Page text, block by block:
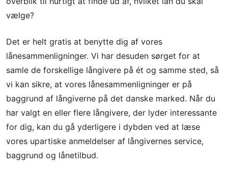
vælge?
Det er helt gratis at benytte dig af vores
lånesammenligninger. Vi har desuden sørget for at
samle de forskellige långivere på ét og samme sted, så
vi kan sikre, at vores lånesammenligninger er på
baggrund af långiverne på det danske marked. Når du
har valgt en eller flere långivere, der lyder interessante
for dig, kan du gå yderligere i dybden ved at læse
vores upartiske anmeldelser af långivernes service,
baggrund og lånetilbud.